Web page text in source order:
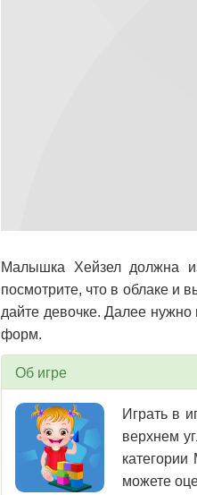
Малышка Хейзел должна
посмотрите, что в облаке и
дайте девочке. Далее нужно
форм.
Об игре
Играть в
верхнем
можете